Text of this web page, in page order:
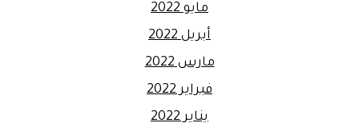
مايو 2022
أبريل 2022
مارس 2022
فبراير 2022
يناير 2022